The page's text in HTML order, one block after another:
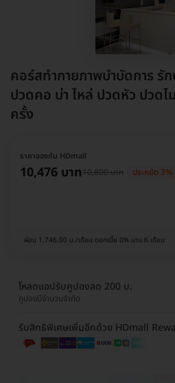
คอร์สทำกายภาพบำบัดการ รัก
ปวดคอ บ่า ไหล่ ปวดหัว ปวดไ
ครั้ง
ราคาจองกับ HDmall
10,476 บาท10,800 บาท ประหยัด 3%
ผ่อน 1,746.00 บ./เดือน ดอกเบี้ย 0% นาน 6 เดือน
โหลดแอปรับคูปองลด 200 บ.
คูปองมีจำนวนจำกัด
รับสิทธิพิเศษเพิ่มอีกด้วย HDmall